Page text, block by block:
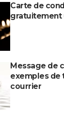
Carte de
gratuitement
Message de
exemples de
courrier